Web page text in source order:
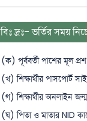
বিঃ দ্রঃ- ভর্তির সময়
(ক) পূর্ববর্তী পাশের মূল
(খ) শিক্ষার্থীর পাসপোর্ট
(গ) শিক্ষার্থীর অনলাইন
(ঘ) পিতা ও মাতার NID